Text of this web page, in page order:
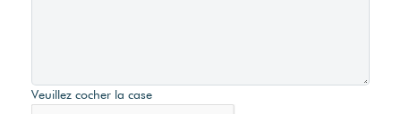
Veuillez cocher la case